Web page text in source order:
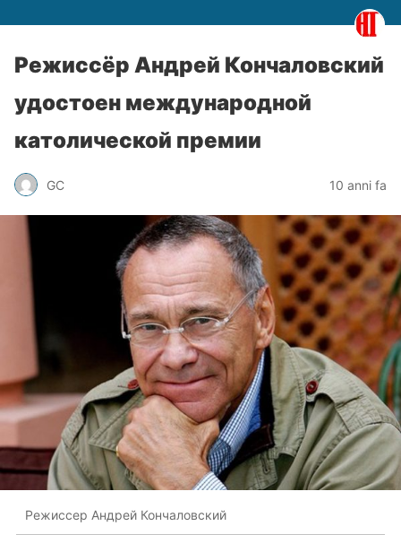
Режиссёр Андрей Кончаловский
удостоен международной
католической премии
GC 10 anni fa
Режиссер Андрей Кончаловский